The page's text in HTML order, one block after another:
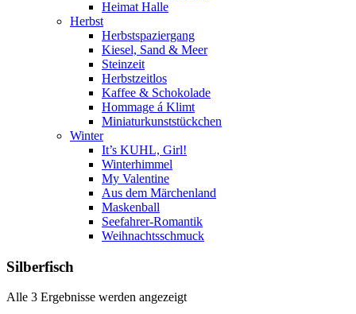
Heimat Halle
Herbst
Herbstspaziergang
Kiesel, Sand & Meer
Steinzeit
Herbstzeitlos
Kaffee & Schokolade
Hommage á Klimt
Miniaturkunststückchen
Winter
It’s KUHL, Girl!
Winterhimmel
My Valentine
Aus dem Märchenland
Maskenball
Seefahrer-Romantik
Weihnachtsschmuck
Silberfisch
Alle 3 Ergebnisse werden angezeigt